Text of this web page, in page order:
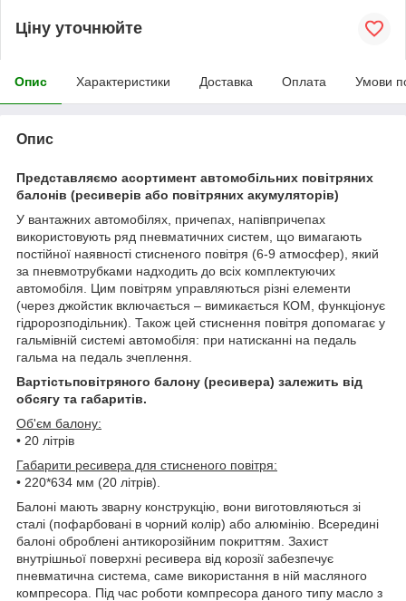
Ціну уточнюйте
Опис Характеристики Доставка Оплата Умови
Опис
Представляємо асортимент автомобільних повітряних
балонів (ресиверів або повітряних акумуляторів)
У вантажних автомобілях, причепах, напівпричепах
використовують ряд пневматичних систем, що вимагають
постійної наявності стисненого повітря (6-9 атмосфер), який
за пневмотрубками надходить до всіх комплектуючих
автомобіля. Цим повітрям управляються різні елементи
(через джойстик включається – вимикається КОМ, функціонує
гідророзподільник). Також цей стиснення повітря допомагає у
гальмівній системі автомобіля: при натисканні на педаль
гальма на педаль зчеплення.
Вартістьповітряного балону (ресивера) залежить від
обсягу та габаритів.
Об'єм балону:
• 20 літрів
Габарити ресивера для стисненого повітря:
• 220*634 мм (20 літрів).
Балоні мають зварну конструкцію, вони виготовляються зі
сталі (пофарбовані в чорний колір) або алюмінію. Всередині
балоні оброблені антикорозійним покриттям. Захист
внутрішньої поверхні ресивера від корозії забезпечує
пневматична система, саме використання в ній масляного
компресора. Під час роботи компресора даного типу масло з